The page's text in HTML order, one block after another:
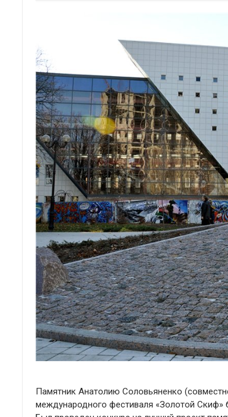
Памятник Анатолию Соловьяненко
международного фестиваля «Золотой Скиф»